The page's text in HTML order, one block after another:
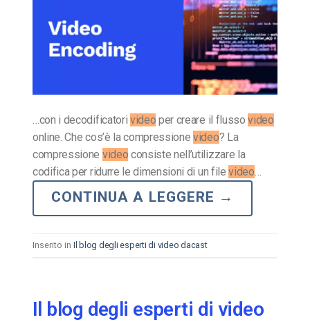
…con i decodificatori video per creare il flussovideo
online. Che cos’è la compressionevideo? La
compressione video consiste nell’utilizzare la
codifica per ridurre le dimensioni di un filevideo
CONTINUA A LEGGERE →
Inserito in Il blog degli esperti di video dacast
Il blog degli esperti di video